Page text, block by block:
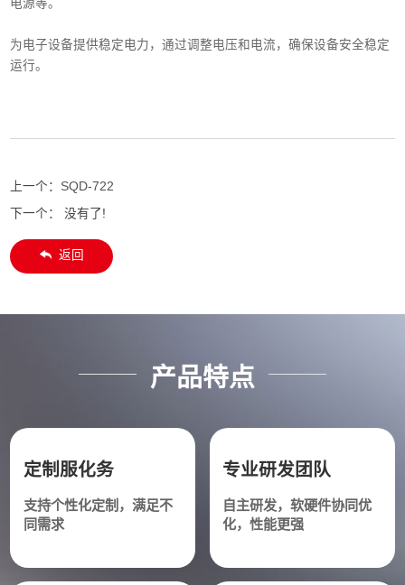
电源等。
为电子设备提供稳定电力，通过调整电压和电流，确保设备安全稳定
运行。
上一个： SQD-722
下一个： 没有了!
返回
产品特点
定制服化务
支持个性化定制，满足不
同需求
专业研发团队
自主研发，软硬件协同优
化，性能更强